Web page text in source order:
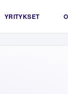
YRITYKSET